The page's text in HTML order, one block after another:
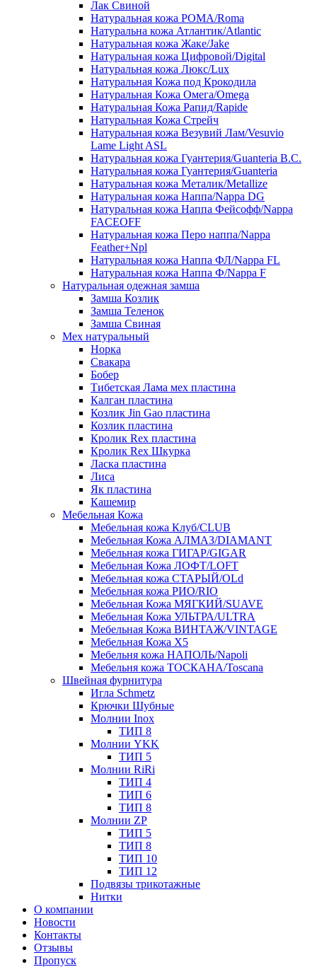
Лак Свиной
Натуральная кожа РОМА/Roma
Натуральна кожа Атлантик/Atlantic
Натуральная кожа Жаке/Jake
Натуральная кожа Цифровой/Digital
Натуральная кожа Люкс/Lux
Натуральная Кожа под Крокодила
Натуральная Кожа Омега/Omega
Натуральная Кожа Рапид/Rapide
Натуральная Кожа Стрейч
Натуральная кожа Везувий Лам/Vesuvio
Lame Light ASL
Натуральная кожа Гуантерия/Guanteria B.C.
Натуральная кожа Гуантерия/Guanteria
Натуральная кожа Металик/Metallize
Натуральная кожа Наппа/Nappa DG
Натуральная кожа Наппа Фейсофф/Nappa
FACEOFF
Натуральная кожа Перо наппа/Nappa
Feather+Npl
Натуральная кожа Наппа ФЛ/Nappa FL
Натуральная кожа Наппа Ф/Nappa F
Натуральная одежная замша
Замша Козлик
Замша Теленок
Замша Свиная
Мех натуральный
Норка
Свакара
Бобер
Тибетская Лама мех пластина
Калган пластина
Козлик Jin Gao пластина
Козлик пластина
Кролик Rex пластина
Кролик Rex Шкурка
Ласка пластина
Лиса
Як пластина
Кашемир
Мебельная Кожа
Мебельная кожа Клуб/CLUB
Мебельная Кожа АЛМАЗ/DIAMANT
Мебельная кожа ГИГАР/GIGAR
Мебельная Кожа ЛОФТ/LOFT
Мебельная кожа СТАРЫЙ/OLd
Мебельная кожа РИО/RIO
Мебельная Кожа МЯГКИЙ/SUAVE
Мебельная Кожа УЛЬТРА/ULTRA
Мебельная Кожа ВИНТАЖ/VINTAGE
Мебельная Кожа X5
Мебельня кожа НАПОЛЬ/Napoli
Мебельня кожа ТОСКАНА/Toscana
Швейная фурнитура
Игла Schmetz
Крючки Шубные
Молнии Inox
ТИП 8
Молнии YKK
ТИП 5
Молнии RiRi
ТИП 4
ТИП 6
ТИП 8
Молнии ZP
ТИП 5
ТИП 8
ТИП 10
ТИП 12
Подвязы трикотажные
Нитки
О компании
Новости
Контакты
Отзывы
Пропуск